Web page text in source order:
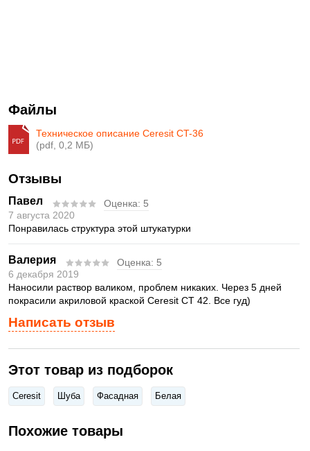
Файлы
Техническое описание Ceresit CT-36
(pdf, 0,2 МБ)
Написать отзыв
Отзывы
Павел Оценка: 5
7 августа 2020
Понравилась структура этой штукатурки
Валерия Оценка: 5
6 декабря 2019
Наносили раствор валиком, проблем никаких. Через 5 дней
покрасили акриловой краской Ceresit CT 42. Все гуд)
Этот товар из подборок
Ceresit Шуба Фасадная Белая
Похожие товары